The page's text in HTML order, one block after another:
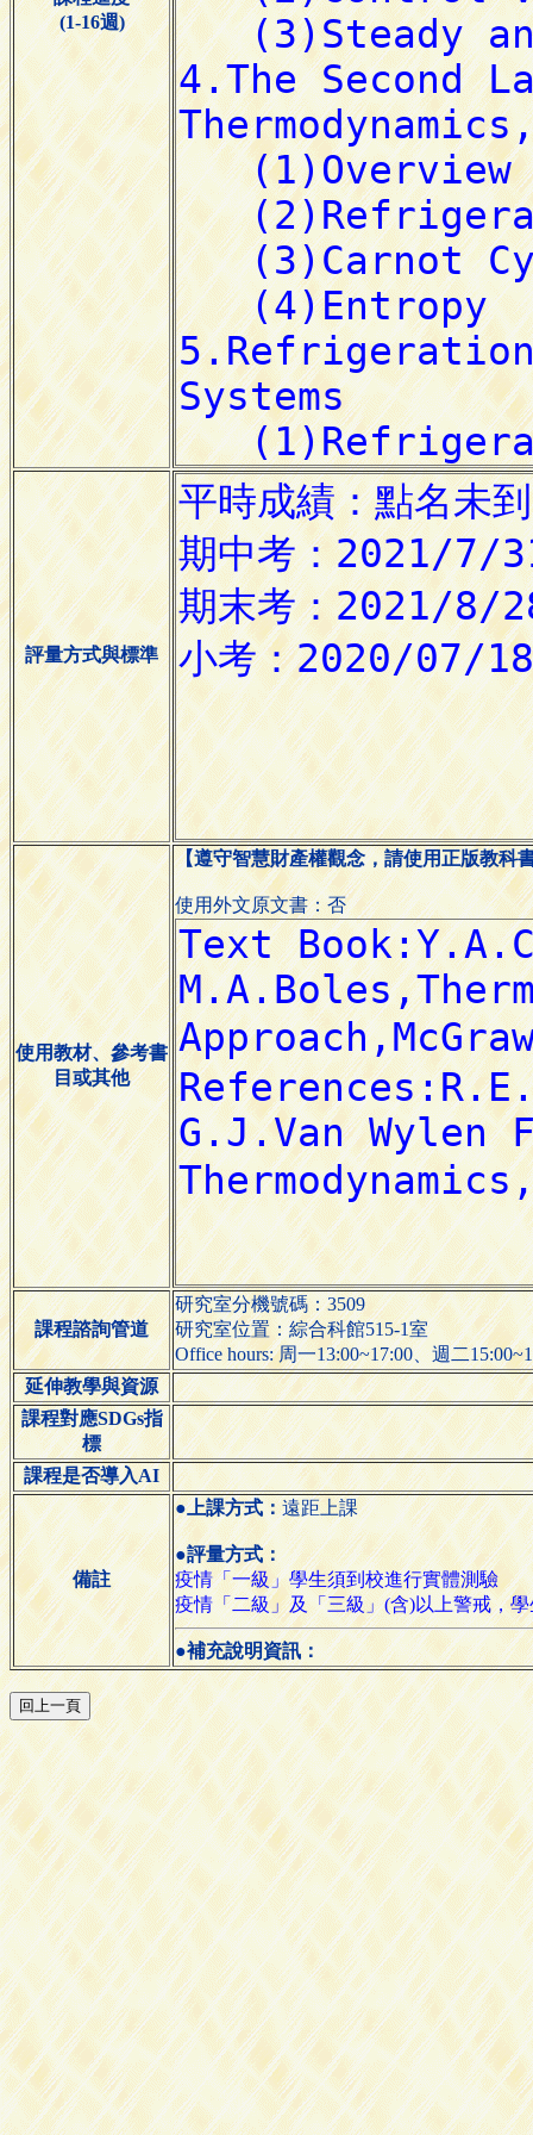
(1-16週)
評量方式與標準
使用教材、參考書
目或其他
【遵守智慧財產權觀念，請使用正版教科
使用外文原文書：否
課程諮詢管道
研究室分機號碼：3509
研究室位置：綜合科館515-1室
Office hours: 周一13:00~17:00、週二
延伸教學與資源
課程對應SDGs指
標
課程是否導入AI
備註
●上課方式：遠距上課
●評量方式：
疫情「一級」學生須到校進行實體測驗
疫情「二級」及「三級」(含)以上警戒，
●補充說明資訊：